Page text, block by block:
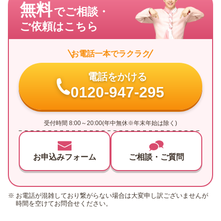
無料でご相談・
ご依頼はこちら
お電話一本でラクラク
電話をかける
0120-947-295
受付時間 8:00～20:00(年中無休※年末年始は除く)
お申込みフォーム ご相談・ご質問
お電話が混雑しており繋がらない場合は大変申し訳ございませんが
時間を空けてお問合せください。